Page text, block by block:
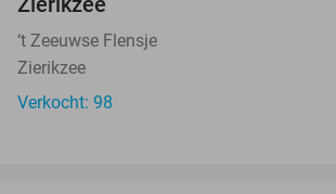
‘t Zeeuwse Flensje
Zierikzee
Verkocht: 98